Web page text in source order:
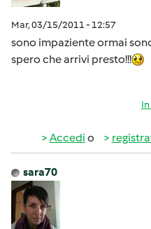
Mar, 03/15/2011 - 12:57
sono impaziente ormai
spero che arrivi presto!!!
Accedi o
sara70